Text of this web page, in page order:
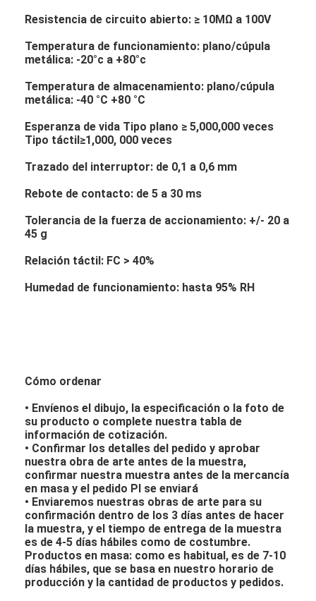
Resistencia de circuito abierto: ≥ 10MΩ a 100V
Temperatura de funcionamiento: plano/cúpula
metálica: -20°c a +80°c
Temperatura de almacenamiento: plano/cúpula
metálica: -40 °C +80 °C
Esperanza de vida Tipo plano ≥ 5,000,000 veces
Tipo táctil≥1,000, 000 veces
Trazado del interruptor: de 0,1 a 0,6 mm
Rebote de contacto: de 5 a 30 ms
Tolerancia de la fuerza de accionamiento: +/- 20 a
45 g
Relación táctil: FC > 40%
Humedad de funcionamiento: hasta 95% RH
Cómo ordenar
• Envíenos el dibujo, la especificación o la foto de
su producto o complete nuestra tabla de
información de cotización.
• Confirmar los detalles del pedido y aprobar
nuestra obra de arte antes de la muestra,
confirmar nuestra muestra antes de la mercancía
en masa y el pedido PI se enviará
• Enviaremos nuestras obras de arte para su
confirmación dentro de los 3 días antes de hacer
la muestra, y el tiempo de entrega de la muestra
es de 4-5 días hábiles como de costumbre.
Productos en masa: como es habitual, es de 7-10
días hábiles, que se basa en nuestro horario de
producción y la cantidad de productos y pedidos.